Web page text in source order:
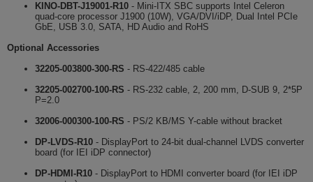
KINO-DBT-J19001-R10 - Mini-ITX SBC supports Intel Celeron
quad-core processor J1900 (10W), VGA/DVI/iDP, Dual Intel PCIe
GbE, USB 3.0, SATA, HD Audio and RoHS
Optional Accessories
32205-003800-300-RS - RS-422/485 cable
32205-002700-100-RS - RS-232 cable, 2, 200 mm, D-SUB 9, 2*5P
P=2.0
32006-000300-100-RS - PS/2 KB/MS Y-cable without bracket
DP-LVDS-R10 - DisplayPort to 24-bit dual-channel LVDS converter
board (for IEI iDP connector)
DP-HDMI-R10 - DisplayPort to HDMI converter board (for IEI iDP